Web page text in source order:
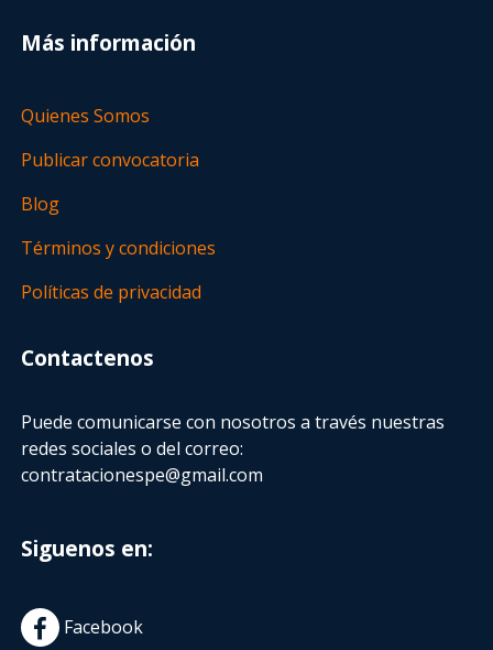
Más información
Quienes Somos
Publicar convocatoria
Blog
Términos y condiciones
Políticas de privacidad
Contactenos
Puede comunicarse con nosotros a través nuestras
redes sociales o del correo:
contratacionespe@gmail.com
Siguenos en:
Facebook